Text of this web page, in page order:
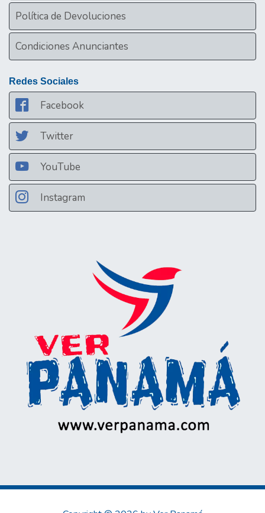
Política de Devoluciones
Condiciones Anunciantes
Redes Sociales
Facebook
Twitter
YouTube
Instagram